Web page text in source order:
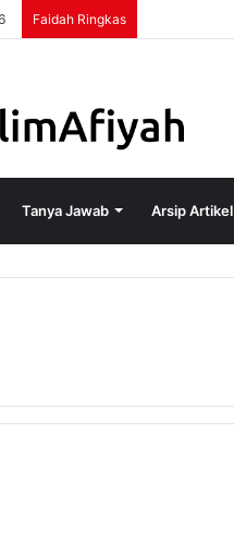
Faidah Ringkas
Tanya Jawab Arsip Artikel